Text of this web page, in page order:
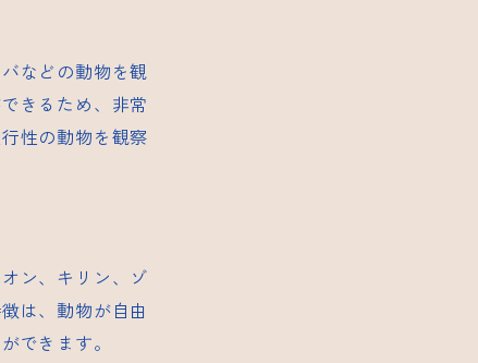
などの動物を観
きるため、非常
性の動物を観察
ン、キリン、ゾ
は、動物が自由
できます。